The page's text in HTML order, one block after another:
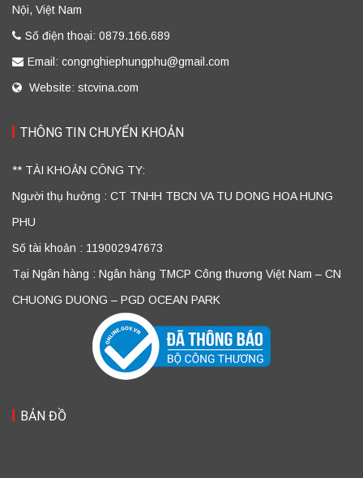
Nội, Việt Nam
Số điện thoại: 0879.166.689
Email: congnghiephungphu@gmail.com
Website: stcvina.com
THÔNG TIN CHUYỂN KHOẢN
** TÀI KHOẢN CÔNG TY:
Người thụ hưởng : CT TNHH TBCN VA TU DONG HOA HUNG
PHU
Số tài khoản : 119002947673
Tại Ngân hàng : Ngân hàng TMCP Công thương Việt Nam – CN
CHUONG DUONG – PGD OCEAN PARK
BẢN ĐỒ